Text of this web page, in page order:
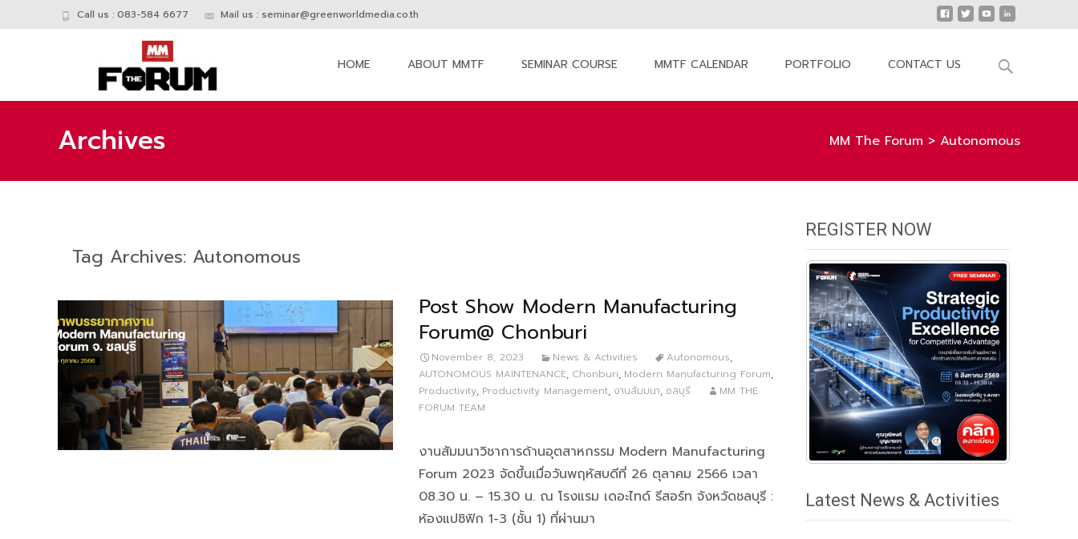
Call us : 083-584 6677 Mail us : seminar@greenworldmedia.co.th
HOME ABOUT MMTF SEMINAR COURSE MMTF CALENDAR PORTFOLIO CONTACT US
Search
Archives MM The Forum > Autonomous
Tag Archives: Autonomous
Post Show Modern Manufacturing
Forum@ Chonburi
November 8, 2023 News & Activities Autonomous,
AUTONOMOUS MAINTENANCE, Chonburi, Modern Manufacturing Forum,
Productivity, Productivity Management, งานสัมมนา, ชลบุรี
MM THE
FORUM TEAM
งานสัมมนาวิชาการด้านอุตสาหกรรม Modern Manufacturing
Forum 2023 จัดขึ้นเมื่อวันพฤหัสบดีที่ 26 ตุลาคม 2566 เวลา
08.30 น. – 15.30 น. ณ โรงแรม เดอะไทด์ รีสอร์ท จังหวัดชลบุรี :
ห้องแปซิฟิก 1-3 (ชั้น 1) ที่ผ่านมา
REGISTER NOW
Latest News & Activities